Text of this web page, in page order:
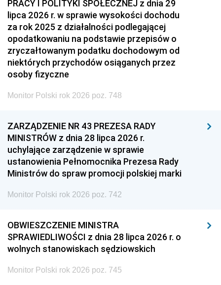
PRACY I POLITYKI SPOŁECZNEJ z dnia 29
lipca 2026 r. w sprawie wysokości dochodu
za rok 2025 z działalności podlegającej
opodatkowaniu na podstawie przepisów o
zryczałtowanym podatku dochodowym od
niektórych przychodów osiąganych przez
osoby fizyczne
Monitor Polski rok 2026 poz. 748
ZARZĄDZENIE NR 43 PREZESA RADY
MINISTRÓW z dnia 28 lipca 2026 r.
uchylające zarządzenie w sprawie
ustanowienia Pełnomocnika Prezesa Rady
Ministrów do spraw promocji polskiej marki
Monitor Polski rok 2026 poz. 742
OBWIESZCZENIE MINISTRA
SPRAWIEDLIWOŚCI z dnia 28 lipca 2026 r. o
wolnych stanowiskach sędziowskich
Monitor Polski rok 2026 poz. 745